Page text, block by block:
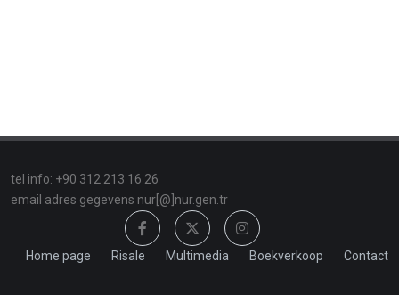
tel info: +90 312 213 16 26
email adres gegevens nur[@]nur.gen.tr
Home page Risale Multimedia Boekverkoop Contact